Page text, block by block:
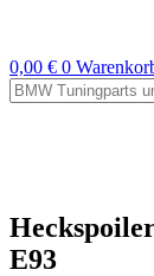
0,00 € 0
Suche
nach:
E93